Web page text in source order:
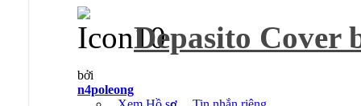
Depasito Cover
bởi
n4poleong